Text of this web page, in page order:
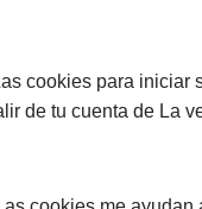
cookies para iniciar
de tu cuenta de La